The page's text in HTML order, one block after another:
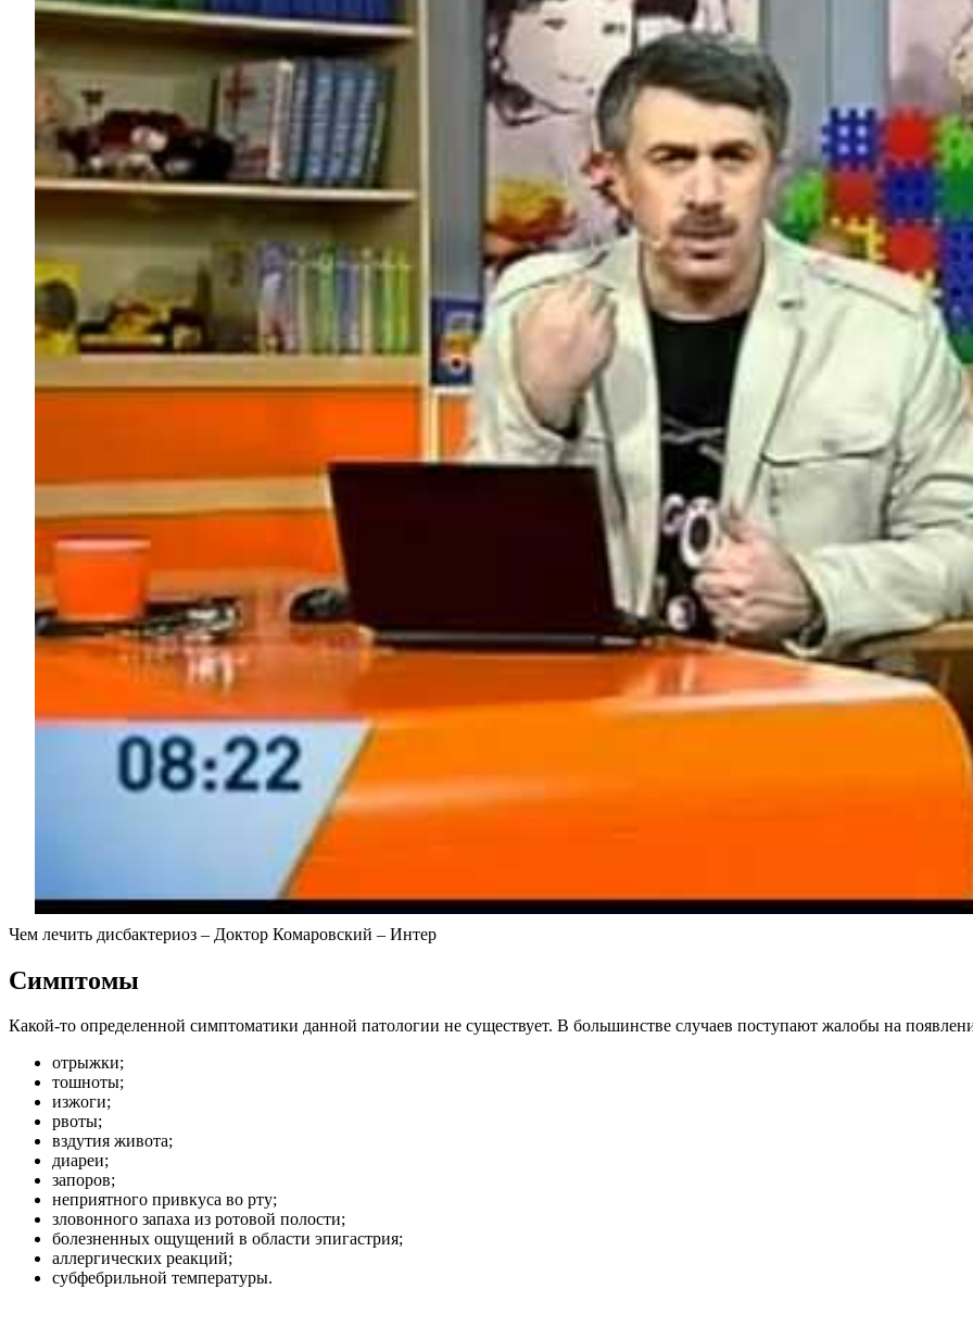
Чем лечить дисбактериоз – Доктор Комаровский – Интер
Симптомы
Какой-то определенной симптоматики данной патологии не существует. В большинстве случаев поступают жалобы на
отрыжки;
тошноты;
изжоги;
рвоты;
вздутия живота;
диареи;
запоров;
неприятного привкуса во рту;
зловонного запаха из ротовой полости;
болезненных ощущений в области эпигастрия;
аллергических реакций;
субфебрильной температуры.